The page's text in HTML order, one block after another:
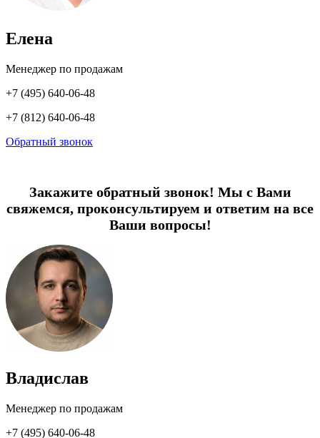
Елена
Менеджер по продажам
+7 (495) 640-06-48
+7 (812) 640-06-48
Обратный звонок
Закажите обратный звонок! Мы с Вами
свяжемся, проконсультируем и ответим на все
Ваши вопросы!
Владислав
Менеджер по продажам
+7 (495) 640-06-48